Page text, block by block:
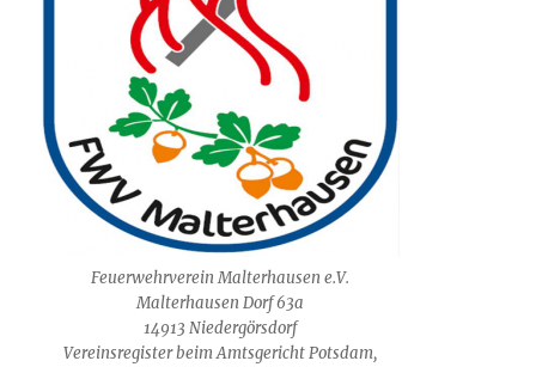
Feuerwehrverein Malterhausen e.V.
Malterhausen Dorf 63a
14913 Niedergörsdorf
Vereinsregister beim Amtsgericht Potsdam,